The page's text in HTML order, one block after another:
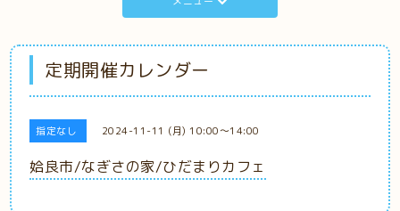
定期開催カレンダー
指定なし 2024-11-11 (月) 10:00～14:00
姶良市/なぎさの家/ひだまりカフェ